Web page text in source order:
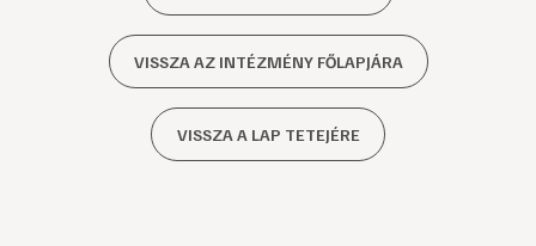
VISSZA AZ INTÉZMÉNY FŐLAPJÁRA
VISSZA A LAP TETEJÉRE